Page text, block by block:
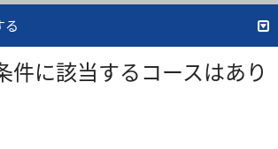
る
件に該当するコースはあり